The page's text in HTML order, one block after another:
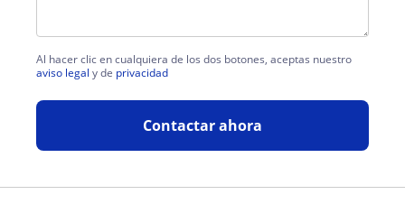
Al hacer clic en cualquiera de los dos botones, aceptas nuestro
aviso legal y de privacidad
Contactar ahora